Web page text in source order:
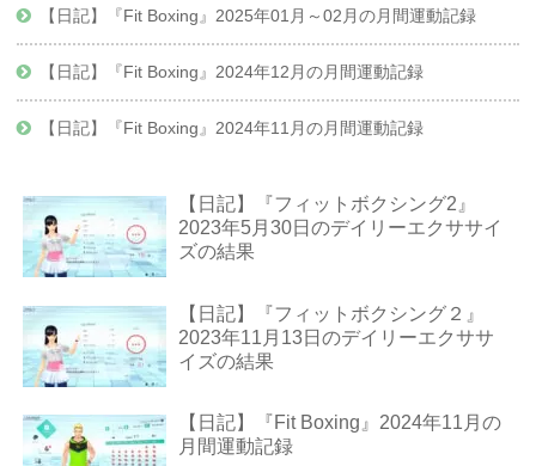
【日記】『Fit Boxing』2025年01月～02月の月間運動記録
【日記】『Fit Boxing』2024年12月の月間運動記録
【日記】『Fit Boxing』2024年11月の月間運動記録
【日記】『フィットボクシング2』
2023年5月30日のデイリーエクササイ
ズの結果
【日記】『フィットボクシング２』
2023年11月13日のデイリーエクササ
イズの結果
【日記】『Fit Boxing』2024年11月の
月間運動記録